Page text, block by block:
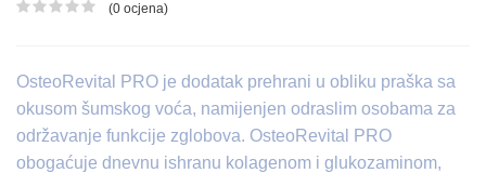
Ocjena proizvoda
(0 ocjena)
OsteoRevital PRO je dodatak prehrani u obliku praška sa
okusom šumskog voća, namijenjen odraslim osobama za
održavanje funkcije zglobova. OsteoRevital PRO
obogaćuje dnevnu ishranu kolagenom i glukozaminom,